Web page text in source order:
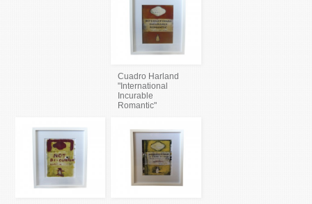
Cuadro Harland
"International
Incurable
Romantic"